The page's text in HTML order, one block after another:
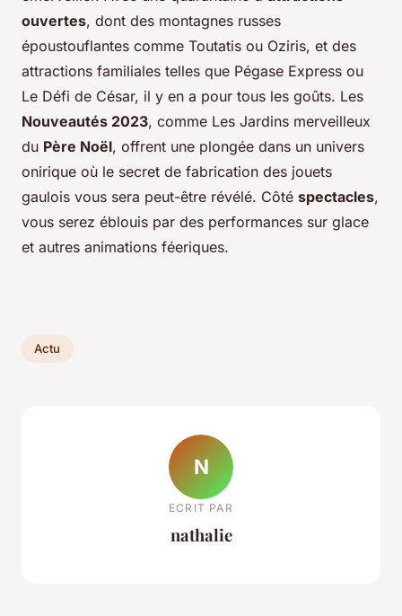
ouvertes, dont des montagnes russes
époustouflantes comme Toutatis ou Oziris, et des
attractions familiales telles que Pégase Express ou
Le Défi de César, il y en a pour tous les goûts. Les
Nouveautés 2023, comme Les Jardins merveilleux
du Père Noël, offrent une plongée dans un univers
onirique où le secret de fabrication des jouets
gaulois vous sera peut-être révélé. Côté spectacles,
vous serez éblouis par des performances sur glace
et autres animations féeriques.
Actu
N
ECRIT PAR
nathalie